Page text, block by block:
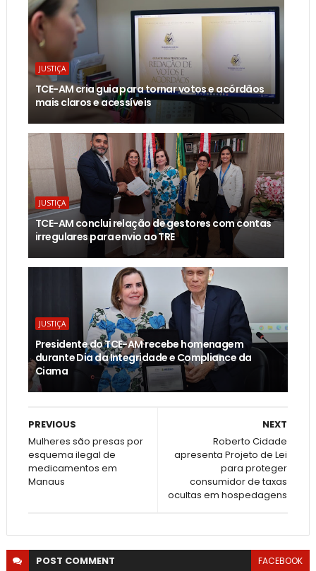
JUSTIÇA
TCE-AM cria guia para tornar votos e acórdãos
mais claros e acessíveis
JUSTIÇA
TCE-AM conclui relação de gestores com contas
irregulares para envio ao TRE
JUSTIÇA
Presidente do TCE-AM recebe homenagem
durante Dia da Integridade e Compliance da
Ciama
NEXT
Roberto Cidade
apresenta Projeto de Lei
para proteger
consumidor de taxas
ocultas em hospedagens
PREVIOUS
Mulheres são presas por
esquema ilegal de
medicamentos em
Manaus
POST COMMENT FACEBOOK